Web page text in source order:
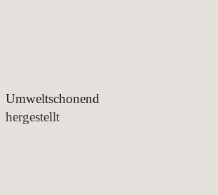
Umweltschonend
hergestellt